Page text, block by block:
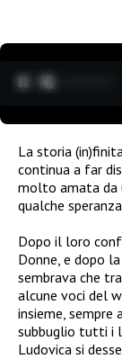
La storia
continua a far
molto amata da
qualche
Dopo il loro
Donne, e dopo
sembrava che
alcune voci del
insieme, sempre
subbuglio tutti i
Ludovica si